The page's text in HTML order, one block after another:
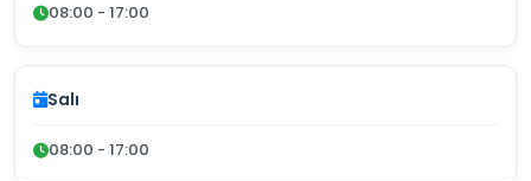
08:00 - 17:00
Salı
08:00 - 17:00